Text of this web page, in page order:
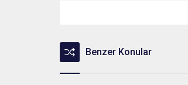
Benzer Konular